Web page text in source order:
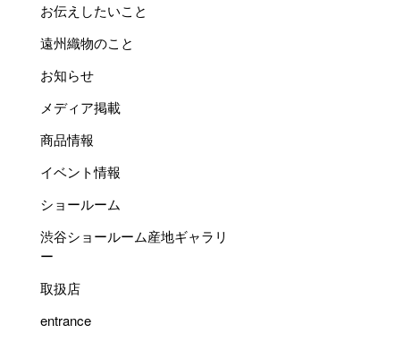
お伝えしたいこと
遠州織物のこと
お知らせ
メディア掲載
商品情報
イベント情報
ショールーム
渋谷ショールーム産地ギャラリ
ー
取扱店
entrance